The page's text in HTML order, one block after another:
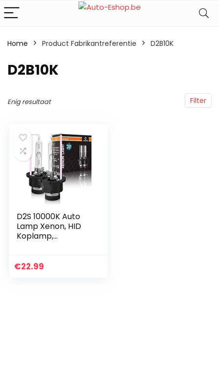
Home Product Fabrikantreferentie ‎D2B10K
‎D2B10K
Filter
Enig resultaat
D2S 10000K Auto
Lamp Xenon, HID
Koplamp,
€22.99